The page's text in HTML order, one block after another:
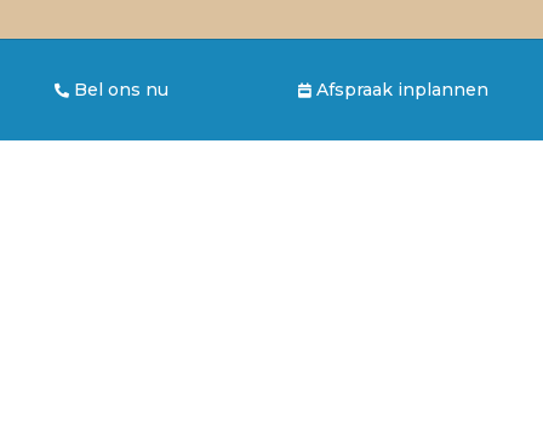
Runeasi
Bel ons nu Afspraak inplannen